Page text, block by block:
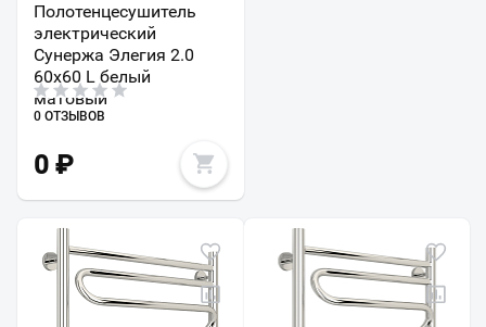
Полотенцесушитель
электрический
Сунержа Элегия 2.0
60х60 L белый
матовый
0 ОТЗЫВОВ
0 ₽